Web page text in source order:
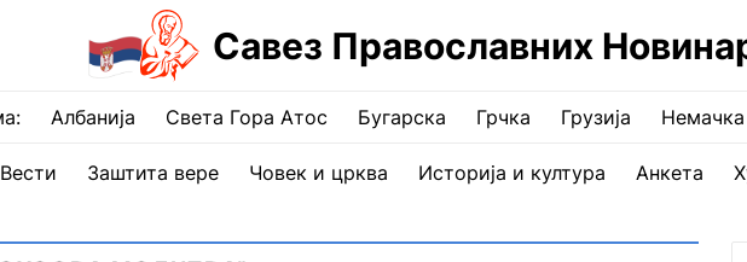
Савез Православних
Албанија Света Гора Атос Бугарска Грчка Грузија Немачка
Вести Заштита вере Човек и црква Историја и култура Анкета